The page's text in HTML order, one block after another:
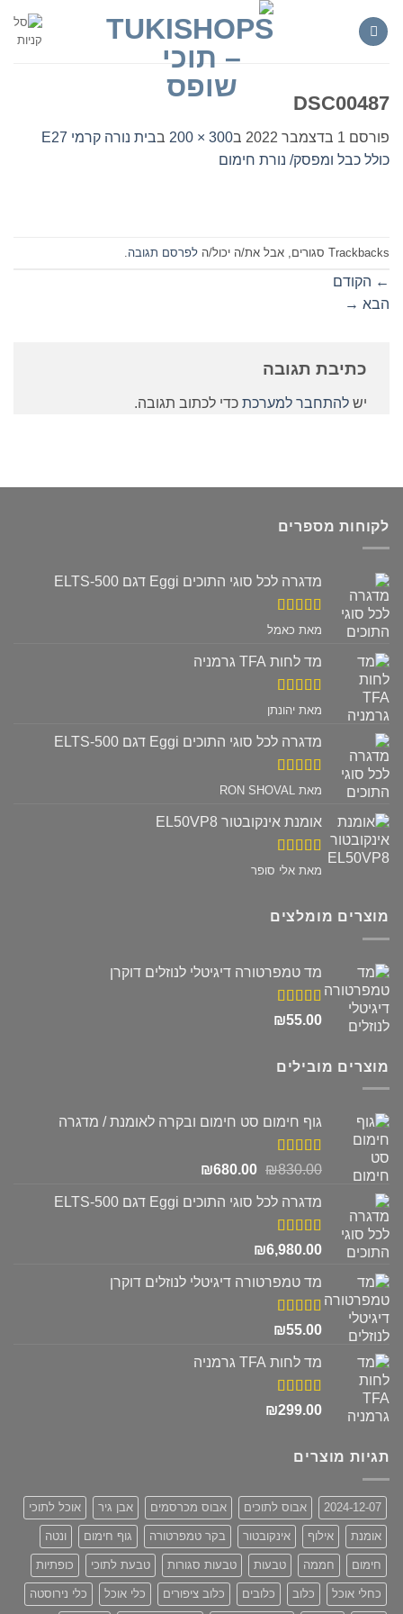
DSC00487
פורסם 1 בדצמבר 2022 ב300 × 200 ב
בית נורה קרמי E27
כולל כבל ומפסק/ נורת חימום
Trackbacks סגורים, אבל את/ה יכול/ה לפרסם תגובה
← הקודם
הבא →
כתיבת תגובה
יש להתחבר למערכת כדי לכתוב תגובה.
לקוחות מספרים
מדגרה לכל סוגי התוכים Eggi דגם ELTS-500
דורג 5מתוך
מאת כאמל
מד לחות TFA גרמניה
דורג 5מתוך
מאת יהונתן
מדגרה לכל סוגי התוכים Eggi דגם ELTS-500
דורג 5מתוך
מאת RON SHOVAL
אומנת אינקובטור EL50VP8
דורג 5מתוך
מאת אלי סופר
מוצרים מומלצים
מד טמפרטורה דיגיטלי לנוזלים דוקרן
דורג5.00
₪55.00
מוצרים מובילים
גוף חימום סט חימום ובקרה לאומנת / מדגרה
דורג5.00
₪830.00
המחיר
היה:
₪680.00
המחיר
הוא:
מדגרה לכל סוגי התוכים Eggi דגם ELTS-500
דורג5.00
₪6,980.00
מד טמפרטורה דיגיטלי לנוזלים דוקרן
דורג5.00
₪55.00
מד לחות TFA גרמניה
דורג5.00
₪299.00
תגיות מוצרים
2024-12-07 אבוס לתוכים אבוס מכרסמים אבן גיר אוכל לתוכי
אומנת אילוף אינקובטור בקר טמפרטורה גוף חימום ונטה
חימום חממה טבעות טבעות סגורות טבעת לתוכי כופתיות
כחלי אוכל כלוב כלובים כלוב ציפורים כלי אוכל כלי נירוסטה